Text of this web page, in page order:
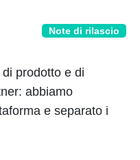
Note di rilascio
prodotto e di
abbiamo
e separato i